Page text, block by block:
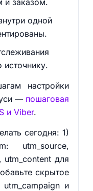
и заказом.
одной
настройки
— пошаговая
и Viber.
сегодня: 1)
utm_source,
utm_content для
скрытое
и